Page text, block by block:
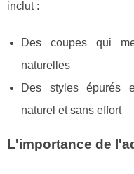
inclut :
Des coupes qui
naturelles
Des styles épurés
naturel et sans effort
L'importance de